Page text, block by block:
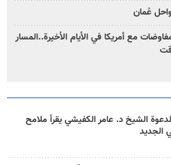
عُمان
مع أمريكا في الأيام الأخيرة..المسار
الشيخ د. عامر الكفيشي يقرأ ملامح
الجديد